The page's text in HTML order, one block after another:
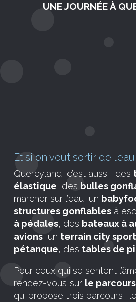
UNE JOURNÉE À
Et si on veut sortir de l’eau
Quercyland, c’est aussi : des
élastique, des bulles
marcher sur l’eau, un
structures gonflables à
à pédales, des bateaux à
avions, un terrain city sport
pétanque, des tables de
Pour ceux qui se sentent
rendez-vous sur le
qui propose trois parcours :